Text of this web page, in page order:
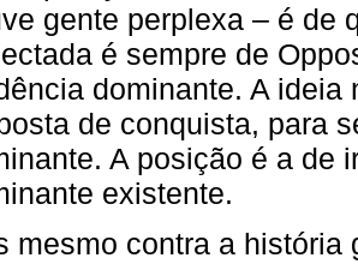
gente perplexa – é de
é sempre de
dominante. A
de conquista, para
A posição é a de
existente.
mesmo contra a história